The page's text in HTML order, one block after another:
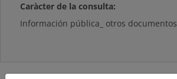
Caràcter de la consulta:
Información pública_ otros documentos